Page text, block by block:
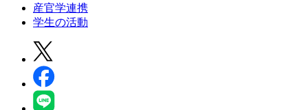
産官学連携
学生の活動